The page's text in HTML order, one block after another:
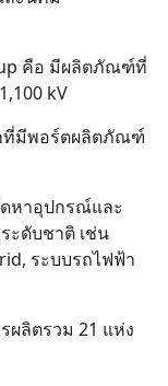
คือ มีผลิตภัณฑ์ที่
kV
ที่มีพอร์ตผลิตภัณฑ์
ดหาอุปกรณ์และ
ะดับชาติ เช่น
ระบบรถไฟฟ้า
ผลิตรวม 21 แห่ง